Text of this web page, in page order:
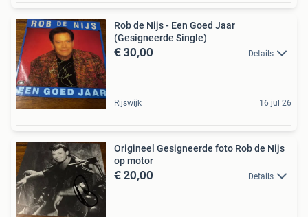
Rob de Nijs - Een Goed Jaar
(Gesigneerde Single)
€ 30,00 Details
Rijswijk 16 jul 26
Origineel Gesigneerde foto Rob de Nijs
op motor
€ 20,00 Details